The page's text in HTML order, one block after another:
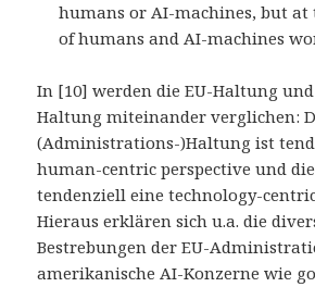
humans or AI-machines, but at
of humans and AI-machines
In [10] werden die EU-Haltung und
Haltung miteinander verglichen:
(Administrations-)Haltung ist
human-centric perspective und
tendenziell eine technology-
Hieraus erklären sich u.a. die
Bestrebungen der EU-
amerikanische AI-Konzerne wie